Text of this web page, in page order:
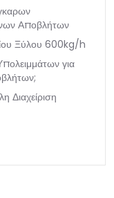
Αποβλήτων
Ξύλου 600kg/h
για
Διαχείριση